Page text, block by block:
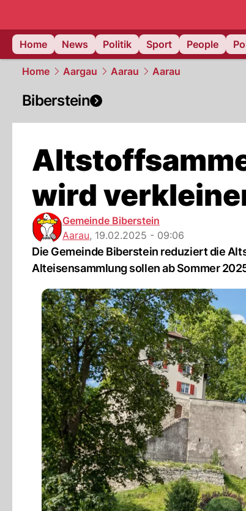
Home
News Politik Sport People
Home Aargau Aarau Aarau
Biberstein
wird
Gemeinde Biberstein
Aarau, 19.02.2025 - 09:06
Die Gemeinde Biberstein reduziert die
Alteisensammlung sollen ab Sommer